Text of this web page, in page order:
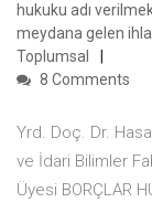
hukuku adı
meydana gelen
Toplumsal
8 Comments
Yrd. Doç. Dr.
ve İdari Bilimler
Üyesi BORÇLAR